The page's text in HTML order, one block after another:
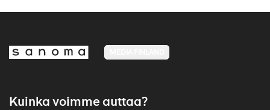
Kuinka voimme auttaa?